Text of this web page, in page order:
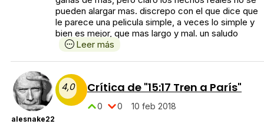
pueden alargar mas. discrepo con el que dice que
le parece una pelicula simple, a veces lo simple y
bien es mejor, que mas largo y mal. un saludo
Leer más
alesnake22
4,0 Crítica de "15:17 Tren a París"
0 0 10 feb 2018